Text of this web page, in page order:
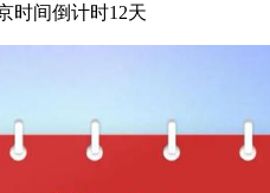
时间倒计时12天